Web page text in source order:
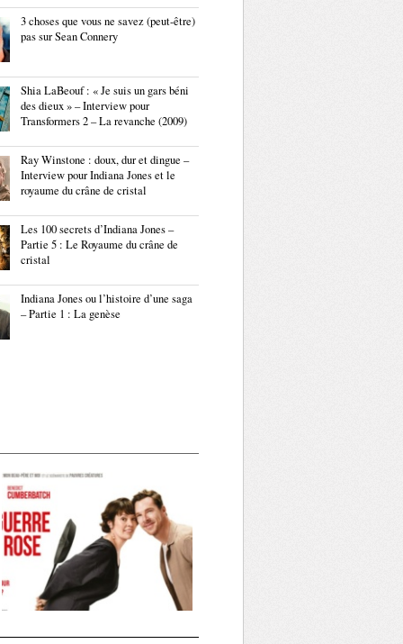
3 choses que vous ne savez (peut-être)
pas sur Sean Connery
Shia LaBeouf : « Je suis un gars béni
des dieux » – Interview pour
Transformers 2 – La revanche (2009)
Ray Winstone : doux, dur et dingue –
Interview pour Indiana Jones et le
royaume du crâne de cristal
Les 100 secrets d’Indiana Jones –
Partie 5 : Le Royaume du crâne de
cristal
Indiana Jones ou l’histoire d’une saga
– Partie 1 : La genèse